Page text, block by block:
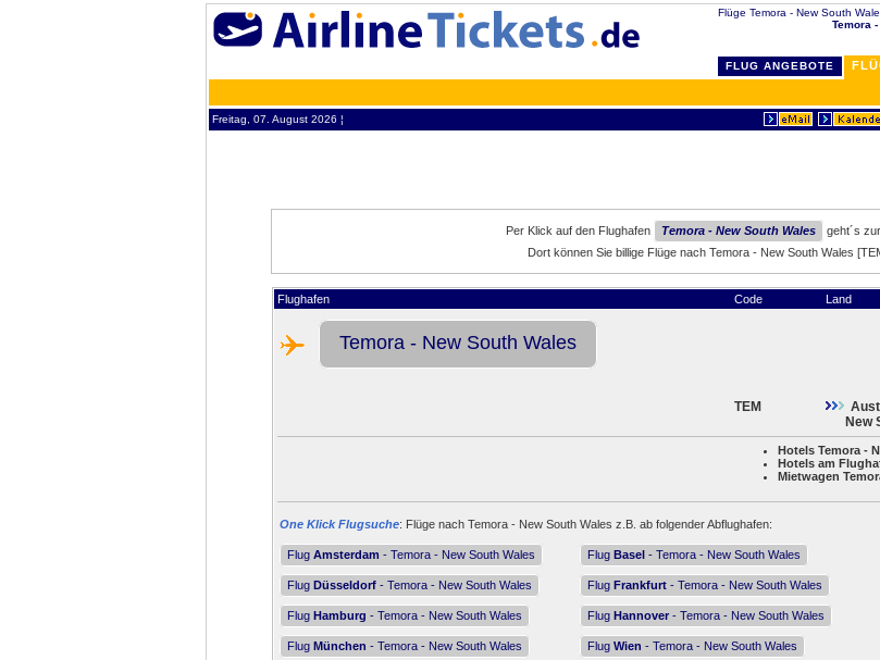
Flüge Temora - New South
Temora
FLUG ANGEBOTE
Freitag, 07. August 2026 ¦
Per Klick auf den Flughafen Temora - New South Wales
geht´s
Dort können Sie billige Flüge nach Temora - New South Wales
Flughafen Code Land
Temora - New South Wales
TEM
New
Hotels Temora -
Hotels am
Mietwagen
One Klick Flugsuche: Flüge nach Temora - New South Wales z.B. ab folgender Abflughafen:
Flug Amsterdam - Temora - New South Wales Flug Basel - Temora - New South Wales
Flug Düsseldorf - Temora - New South Wales Flug Frankfurt - Temora - New South Wales
Flug Hamburg - Temora - New South Wales Flug Hannover - Temora - New South Wales
Flug München - Temora - New South Wales Flug Wien - Temora - New South Wales